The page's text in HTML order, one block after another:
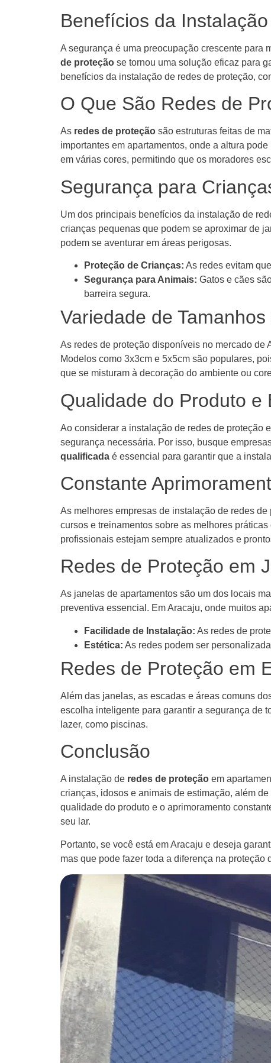
Benefícios da
A segurança é uma preocupação crescente para
de proteção se tornou uma solução eficaz para
benefícios da instalação de redes de proteção,
O Que São Redes de
As redes de proteção são estruturas feitas de
importantes em apartamentos, onde a altura
em várias cores, permitindo que os moradores
Segurança para
Um dos principais benefícios da instalação de
crianças pequenas que podem se aproximar de
podem se aventurar em áreas perigosas.
Proteção de Crianças: As redes evitam
Segurança para Animais: Gatos e cães
barreira segura.
Variedade de
As redes de proteção disponíveis no mercado de
Modelos como 3x3cm e 5x5cm são populares,
que se misturam à decoração do ambiente ou
Qualidade do Produto e
Ao considerar a instalação de redes de proteção
segurança necessária. Por isso, busque
qualificada é essencial para garantir que a
Constante
As melhores empresas de instalação de redes
cursos e treinamentos sobre as melhores
profissionais estejam sempre atualizados e
Redes de Proteção em
As janelas de apartamentos são um dos locais
preventiva essencial. Em Aracaju, onde muitos
Facilidade de Instalação: As redes de
Estética: As redes podem ser
Redes de Proteção em
Além das janelas, as escadas e áreas comuns
escolha inteligente para garantir a segurança de
lazer, como piscinas.
Conclusão
A instalação de redes de proteção em
crianças, idosos e animais de estimação, além
qualidade do produto e o aprimoramento
seu lar.
Portanto, se você está em Aracaju e deseja
mas que pode fazer toda a diferença na proteção